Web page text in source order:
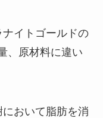
イトゴールドの
、原材料に違い
おいて脂肪を消